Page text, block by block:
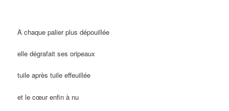
À chaque palier plus dépouillée
elle dégrafait ses oripeaux
tuile après tuile effeuillée
et le cœur enfin à nu